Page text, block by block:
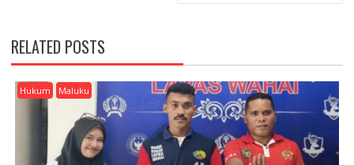
V
I
G
A
T
RELATED POSTS
Hukum Maluku